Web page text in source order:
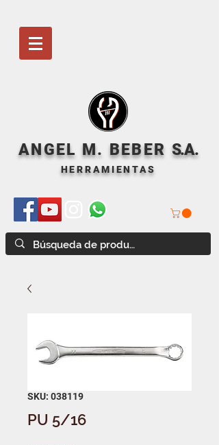
ANGEL M. BEBER S.A.
HERRAMIENTAS
SKU: 038119
PU 5/16